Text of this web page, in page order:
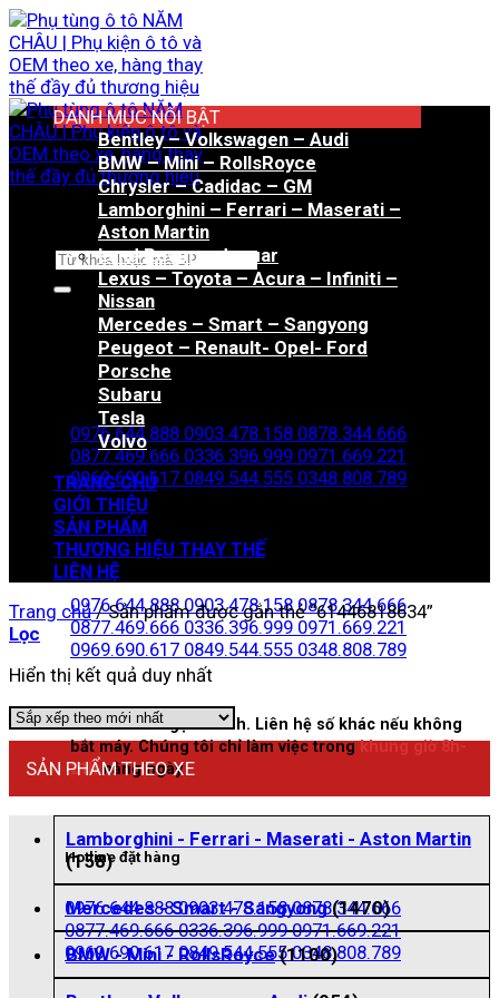
Bỏ
qua
nội
dung
Tìm
Hotline đặt hàng
0976.644.888 0903.478.158 0878.344.666
0877.469.666 0336.396.999 0971.669.221
0969.690.617 0849.544.555 0348.808.789
Zalo đặt hàng
0976.644.888 0903.478.158 0878.344.666
0877.469.666 0336.396.999 0971.669.221
0969.690.617 0849.544.555 0348.808.789
Nhấn vào để gọi nhanh. Liên hệ số khác nếu không
bắt máy. Chúng tôi chỉ làm việc trongkhung giờ 8h-
21hhằng ngày
Hotline đặt hàng
0976.644.888 0903.478.158 0878.344.666
0877.469.666 0336.396.999 0971.669.221
0969.690.617 0849.544.555 0348.808.789
DANH MỤC NỔI BẬT
Bentley – Volkswagen – Audi
BMW – Mini – RollsRoyce
Chrysler – Cadidac – GM
Lamborghini – Ferrari – Maserati –
Aston Martin
Land Rover – Jaguar
Lexus – Toyota – Acura – Infiniti –
Nissan
Mercedes – Smart – Sangyong
Peugeot – Renault- Opel- Ford
Porsche
Subaru
Tesla
Volvo
TRANG CHỦ
GIỚI THIỆU
SẢN PHẨM
THƯƠNG HIỆU THAY THẾ
LIÊN HỆ
Trang chủ /Sản phẩm được gắn thẻ “61446818634”
Lọc
Hiển thị kết quả duy nhất
SẢN PHẨM THEO XE
Lamborghini - Ferrari - Maserati - Aston Martin
(158)
Mercedes - Smart - Sangyong (1470)
BMW - Mini - RollsRoyce (1100)